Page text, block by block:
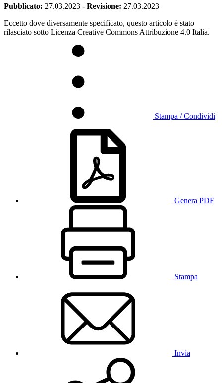
Pubblicato: 27.03.2023 - Revisione: 27.03.2023
Eccetto dove diversamente specificato, questo articolo è stato
rilasciato sotto Licenza Creative Commons Attribuzione 4.0 Italia.
Stampa / Condividi
Genera PDF
Stampa
Invia